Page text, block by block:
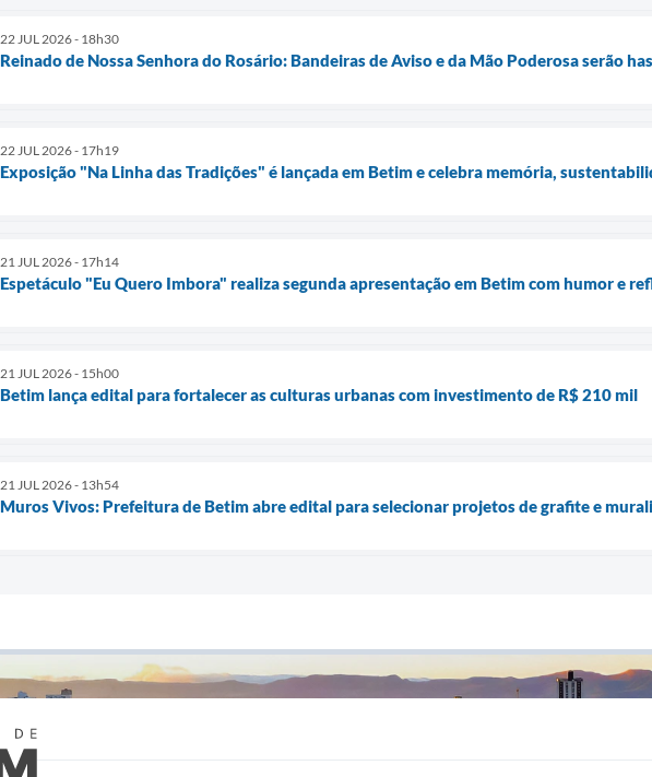
22 JUL 2026 - 18h30
Reinado de Nossa Senhora do Rosário: Bandeiras de Aviso e da Mão Poderosa serão
22 JUL 2026 - 17h19
Exposição "Na Linha das Tradições" é lançada em Betim e celebra memória,
21 JUL 2026 - 17h14
Espetáculo "Eu Quero Imbora" realiza segunda apresentação em Betim com humor e
21 JUL 2026 - 15h00
Betim lança edital para fortalecer as culturas urbanas com investimento de R$ 210 mil
21 JUL 2026 - 13h54
Muros Vivos: Prefeitura de Betim abre edital para selecionar projetos de grafite e